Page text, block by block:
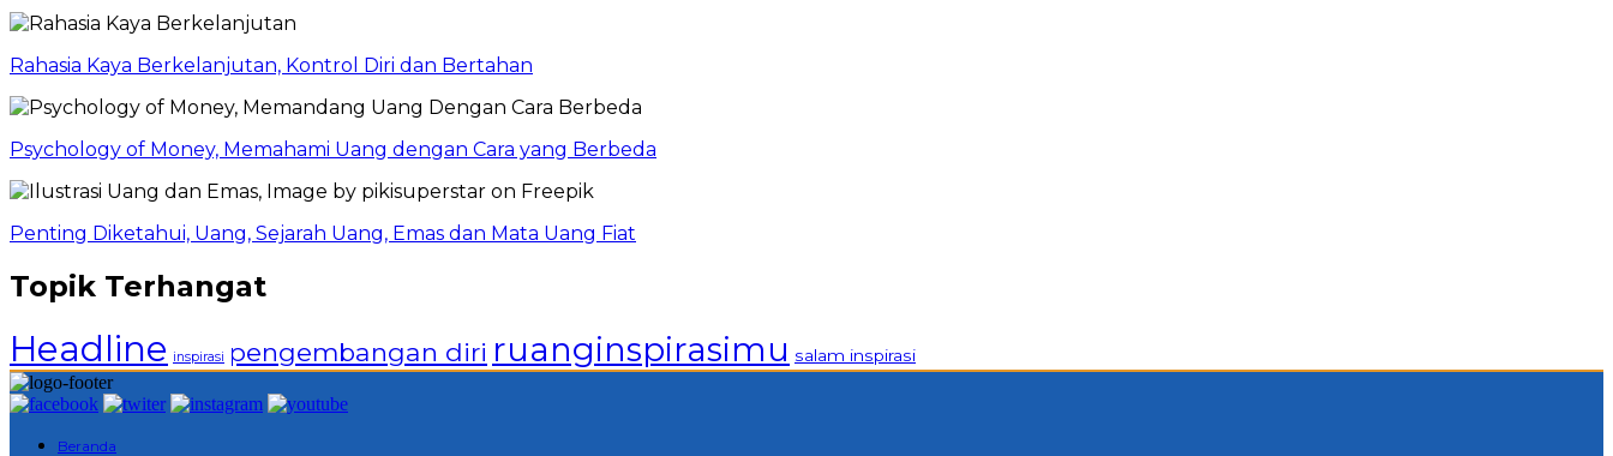
Rahasia Kaya Berkelanjutan, Kontrol Diri dan Bertahan
Psychology of Money, Memahami Uang dengan Cara yang Berbeda
Penting Diketahui, Uang, Sejarah Uang, Emas dan Mata Uang Fiat
Topik Terhangat
Headline inspirasi pengembangan diri ruanginspirasimu salam inspirasi
Beranda